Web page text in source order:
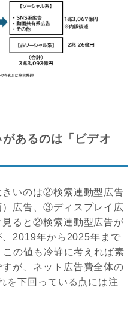
あるのは「ビデオ
きいのは②検索連動型広告
広告、③ディスプレイ広
ると②検索連動型広告が
2019年から2025年まで
の値も冷静に考えれば素
が、ネット広告費全体の
を下回っている点には注